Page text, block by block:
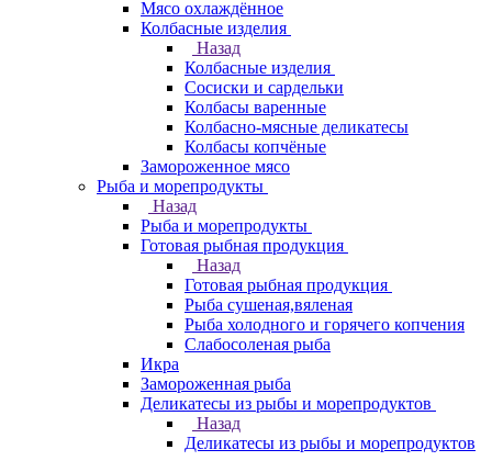
Мясо охлаждённое
Колбасные изделия
Назад
Колбасные изделия
Сосиски и сардельки
Колбасы варенные
Колбасно-мясные деликатесы
Колбасы копчёные
Замороженное мясо
Рыба и морепродукты
Назад
Рыба и морепродукты
Готовая рыбная продукция
Назад
Готовая рыбная продукция
Рыба сушеная,вяленая
Рыба холодного и горячего копчения
Слабосоленая рыба
Икра
Замороженная рыба
Деликатесы из рыбы и морепродуктов
Назад
Деликатесы из рыбы и морепродуктов